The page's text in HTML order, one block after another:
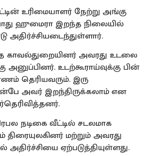
உரிமையாளர் நேற்று அங்கு
ஹுமைரா இறந்த நிலையில்
அதிர்ச்சியடைந்துள்ளார்.
காவல்துறையினர் அவரது உடலை
அனுப்பினர். உடற்கூராய்வுக்கு பின்
தெரியவரும். இரு
அவர் இறந்திருக்கலாம் என
நடிகை வீட்டில் சடலமாக
திரையுலகினர் மற்றும் அவரது
அதிர்ச்சியை ஏற்படுத்தியுள்ளது.